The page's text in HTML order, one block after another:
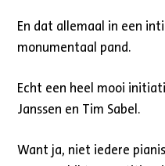
En dat allemaal in een
monumentaal pand.
Echt een heel mooi
Janssen en Tim Sabel.
Want ja, niet iedere